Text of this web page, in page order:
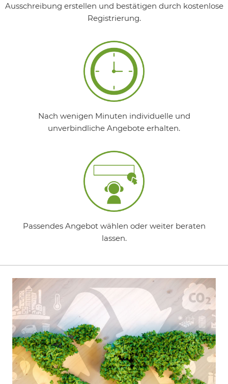
Ausschreibung erstellen und bestätigen durch kostenlose
Registrierung.
Nach wenigen Minuten individuelle und
unverbindliche Angebote erhalten.
Passendes Angebot wählen oder weiter beraten
lassen.